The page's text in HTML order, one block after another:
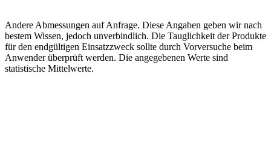
Andere Abmessungen auf Anfrage. Diese Angaben geben wir nach
bestem Wissen, jedoch unverbindlich. Die Tauglichkeit der Produkte
für den endgültigen Einsatzzweck sollte durch Vorversuche beim
Anwender überprüft werden. Die angegebenen Werte sind
statistische Mittelwerte.